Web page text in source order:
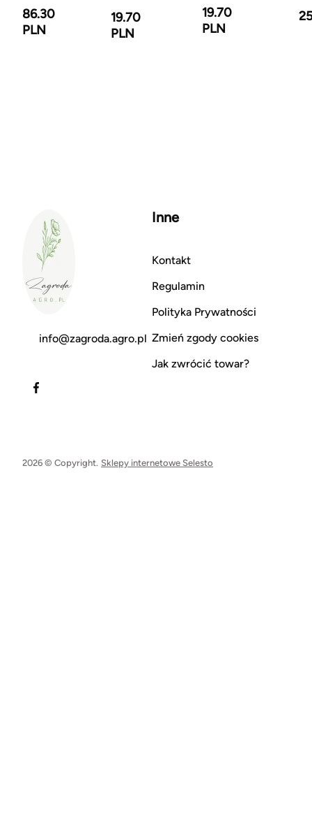
86.30
PLN
19.70
PLN
19.70
PLN
info@zagroda.agro.pl
Inne
Kontakt
Regulamin
Polityka Prywatności
Zmień zgody cookies
Jak zwrócić towar?
2026 © Copyright. Sklepy internetowe Selesto